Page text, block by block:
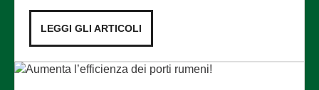
LEGGI GLI ARTICOLI